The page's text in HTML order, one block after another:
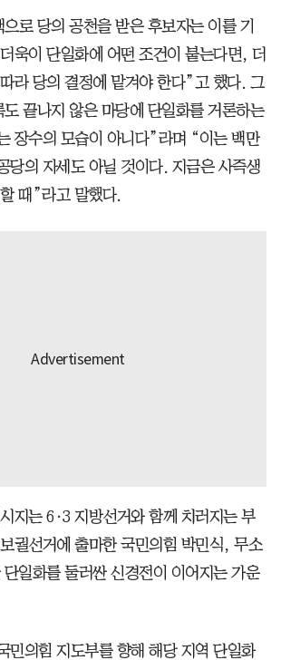
로 당의 공천을 받은 후보자는 이를 기
욱이 단일화에 어떤 조건이 붙는다면, 더
라 당의 결정에 맡겨야 한다”고 했다. 그
끝나지 않은 마당에 단일화를 거론하는
장수의 모습이 아니다”라며 “이는 백만
당의 자세도 아닐 것이다. 지금은 사즉생
때”라고 말했다.
지는 6·3 지방선거와 함께 치러지는 부
궐선거에 출마한 국민의힘 박민식, 무소
일화를 둘러싼 신경전이 이어지는 가운
민의힘 지도부를 향해 해당 지역 단일화